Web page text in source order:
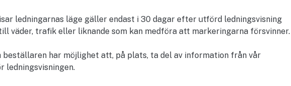
ledningarnas läge gäller endast i 30 dagar efter utförd ledningsvisning
väder, trafik eller liknande som kan medföra att markeringarna försvinner.
beställaren har möjlighet att, på plats, ta del av information från vår
ledningsvisningen.